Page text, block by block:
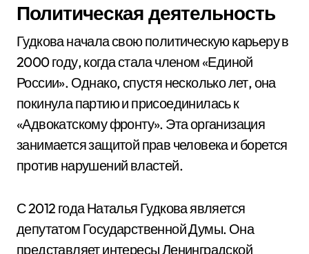
Политическая деятельность
Гудкова начала свою политическую карьеру в
2000 году, когда стала членом «Единой
России». Однако, спустя несколько лет, она
покинула партию и присоединилась к
«Адвокатскому фронту». Эта организация
занимается защитой прав человека и борется
против нарушений властей.
С 2012 года Наталья Гудкова является
депутатом Государственной Думы. Она
представляет интересы Ленинградской